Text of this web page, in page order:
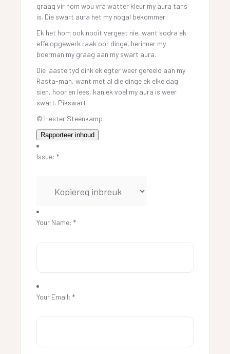
graag vir hom wou vra watter kleur my aura tans
is. Die swart aura het my nogal bekommer.
Ek het hom ook nooit vergeet nie, want sodra ek
effe opgewerk raak oor dinge, herinner my
boerman my graag aan my swart aura.
Die laaste tyd dink ek egter weer gereeld aan my
Rasta-man, want met al die dinge ek elke dag
sien, hoor en lees, kan ek voel my aura is weer
swart. Pikswart!
© Hester Steenkamp
Rapporteer inhoud
Issue:*
Your Name:*
Your Email:*